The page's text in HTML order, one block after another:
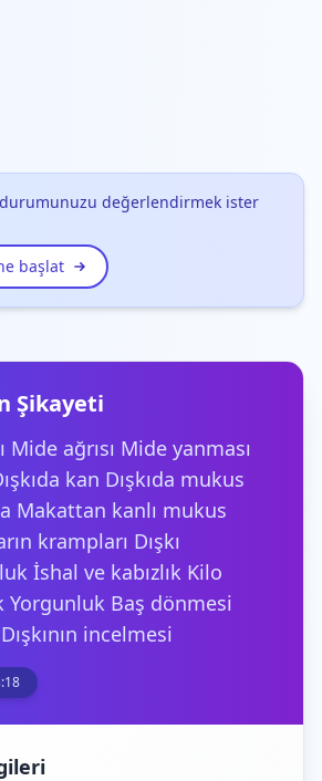
durumunuzu değerlendirmek ister
başlat
Şikayeti
Mide ağrısı Mide yanması
kan Dışkıda mukus
Makattan kanlı mukus
krampları Dışkı
İshal ve kabızlık Kilo
Yorgunluk Baş dönmesi
incelmesi